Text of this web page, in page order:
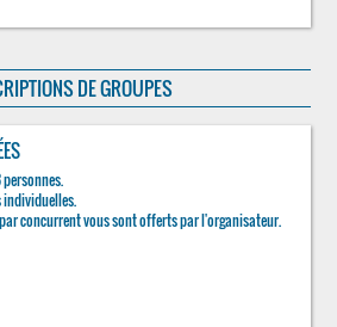
DE GROUPES
individuelles.
concurrent vous sont offerts par l'organisateur.